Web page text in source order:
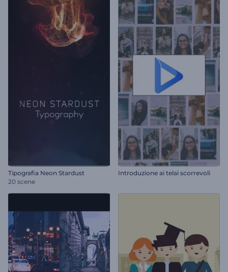
Tipografia Neon Stardust
20 scene
Introduzione ai telai scorrevoli